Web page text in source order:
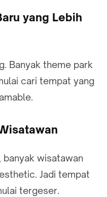
yang Lebih
Banyak theme park
cari tempat yang
banyak wisatawan
Jadi tempat
tergeser.